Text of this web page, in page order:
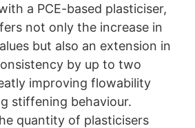
a PCE-based plasticiser,
not only the increase in
but also an extension in
by up to two
improving flowability
stiffening behaviour.
quantity of plasticisers